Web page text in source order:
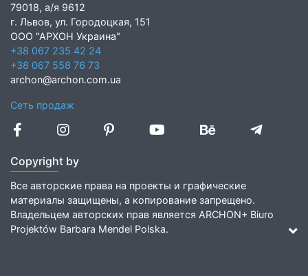
79018, а/я 9612
г. Львов, ул. Городоцкая, 151
ООО "АРХОН Украина"
+38 067 235 42 24
+38 067 558 76 73
archon@archon.com.ua
Сеть продаж
Copyright by
Все авторские права на проекты и графические
материалы защищены, а копирование запрещено.
Владельцем авторских прав является ARCHON+ Biuro
Projektów Barbara Mendel Polska.